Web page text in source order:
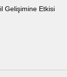
Gelişimine Etkisi